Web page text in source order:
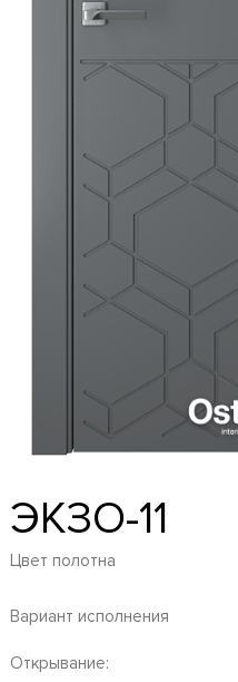
ЭКЗО-11
Цвет полотна
Вариант исполнения
Открывание: